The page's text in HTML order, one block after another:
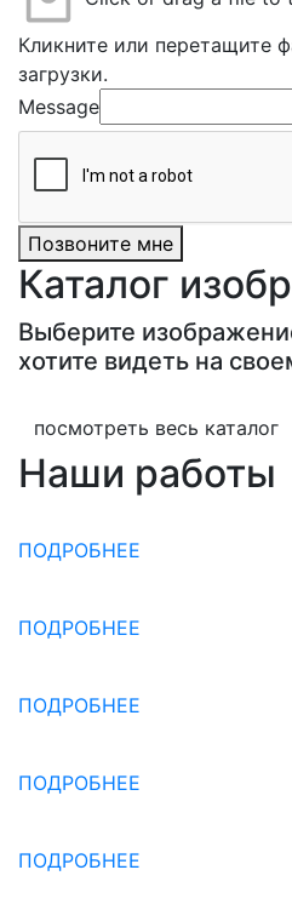
Кликните или перетащите
загрузки.
Message
Позвоните мне
Каталог
Выберите
хотите видеть на
посмотреть весь каталог
Наши работы
ПОДРОБНЕЕ
ПОДРОБНЕЕ
ПОДРОБНЕЕ
ПОДРОБНЕЕ
ПОДРОБНЕЕ